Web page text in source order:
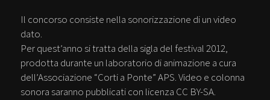
Il concorso consiste nella sonorizzazione di un video
dato.
Per quest’anno si tratta della sigla del festival 2012,
prodotta durante un laboratorio di animazione a cura
dell’Associazione “Corti a Ponte” APS. Video e colonna
sonora saranno pubblicati con licenza CC BY-SA.